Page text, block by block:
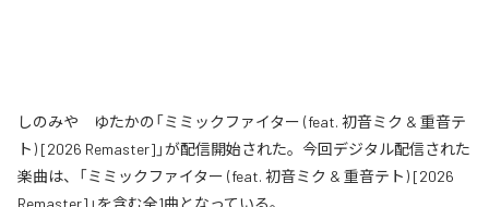
しのみや ゆたかの「ミミックファイター (feat. 初音ミク & 重音テ
ト) [2026 Remaster]」が配信開始された。今回デジタル配信された
楽曲は、「ミミックファイター (feat. 初音ミク & 重音テト) [2026
Remaster]」を含む全1曲となっている。